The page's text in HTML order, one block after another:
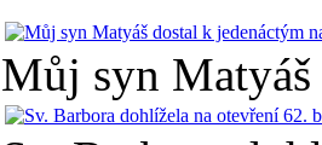
Můj syn Matyáš